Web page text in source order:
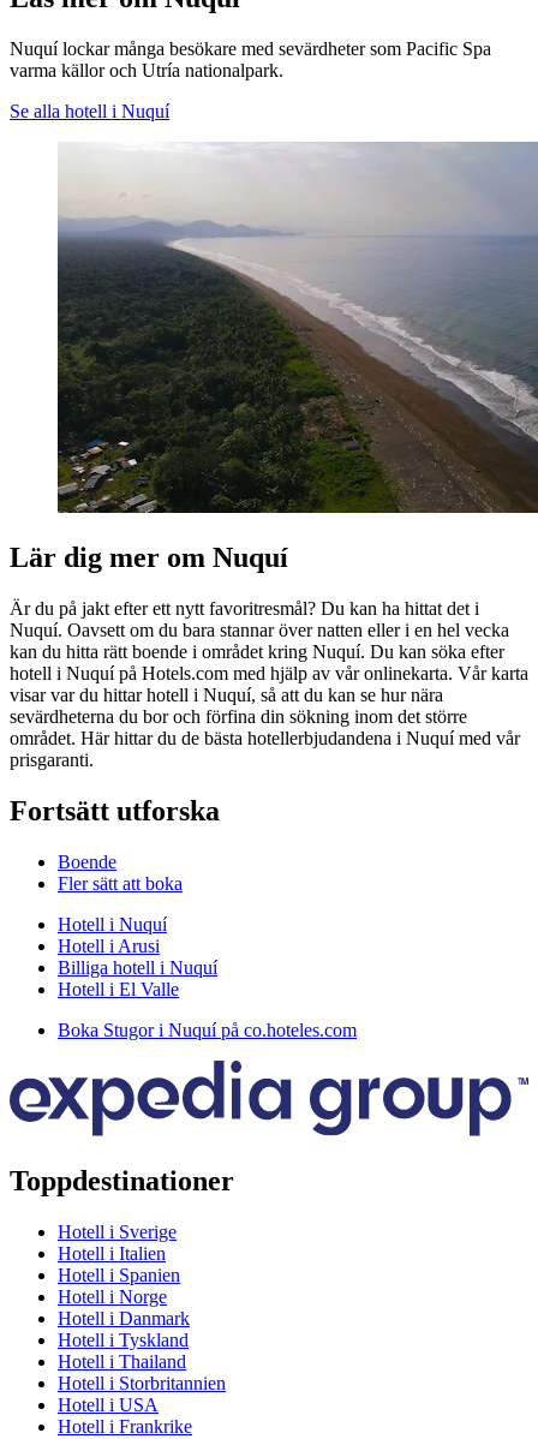
Nuquí lockar många besökare med sevärdheter som Pacific Spa
varma källor och Utría nationalpark.
Se alla hotell i Nuquí
Lär dig mer om Nuquí
Är du på jakt efter ett nytt favoritresmål? Du kan ha hittat det i
Nuquí. Oavsett om du bara stannar över natten eller i en hel vecka
kan du hitta rätt boende i området kring Nuquí. Du kan söka efter
hotell i Nuquí på Hotels.com med hjälp av vår onlinekarta. Vår karta
visar var du hittar hotell i Nuquí, så att du kan se hur nära
sevärdheterna du bor och förfina din sökning inom det större
området. Här hittar du de bästa hotellerbjudandena i Nuquí med vår
prisgaranti.
Fortsätt utforska
Boende
Fler sätt att boka
Hotell i Nuquí
Hotell i Arusi
Billiga hotell i Nuquí
Hotell i El Valle
Boka Stugor i Nuquí på co.hoteles.com
Toppdestinationer
Hotell i Sverige
Hotell i Italien
Hotell i Spanien
Hotell i Norge
Hotell i Danmark
Hotell i Tyskland
Hotell i Thailand
Hotell i Storbritannien
Hotell i USA
Hotell i Frankrike